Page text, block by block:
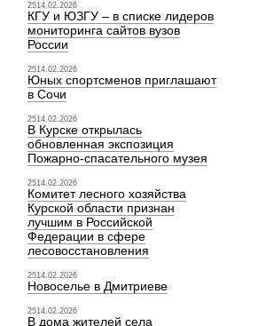
2514.02.2026
КГУ и ЮЗГУ – в списке лидеров
мониторинга сайтов вузов
России
2514.02.2026
Юных спортсменов приглашают
в Сочи
2514.02.2026
В Курске открылась
обновленная экспозиция
Пожарно-спасательного музея
2514.02.2026
Комитет лесного хозяйства
Курской области признан
лучшим в Российской
Федерации в сфере
лесовосстановления
2514.02.2026
Новоселье в Дмитриеве
2514.02.2026
В дома жителей села